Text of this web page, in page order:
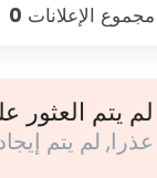
مجموع الإعلانات 0
لم يتم العثور
عذرا, لم يتم